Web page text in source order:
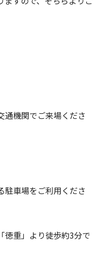
通機関でご来場くださ
駐車場をご利用くださ
徳重」より徒歩約3分で